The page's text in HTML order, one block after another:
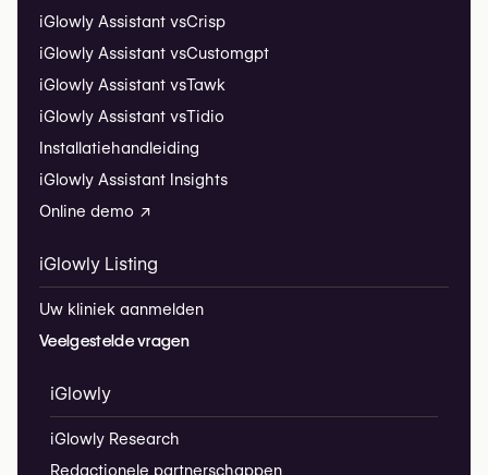
iGlowly Assistant vsCrisp
iGlowly Assistant vsCustomgpt
iGlowly Assistant vsTawk
iGlowly Assistant vsTidio
Installatiehandleiding
iGlowly Assistant Insights
Online demo ↗
iGlowly Listing
Uw kliniek aanmelden
Veelgestelde vragen
iGlowly
iGlowly Research
Redactionele partnerschappen